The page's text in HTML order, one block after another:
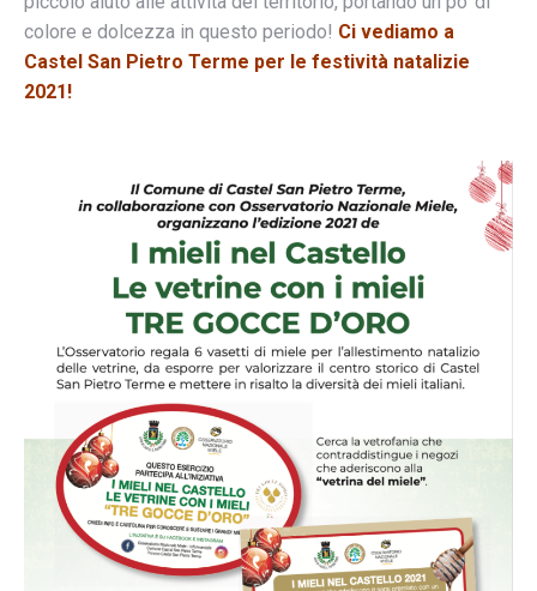
colore e dolcezza in questo periodo! Ci vediamo a
Castel San Pietro Terme per le festività natalizie
2021!